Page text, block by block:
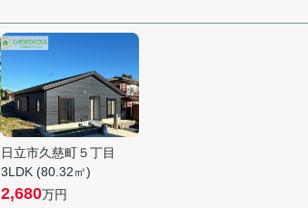
日立市久慈町５丁目
3LDK (80.32㎡)
2,680万円